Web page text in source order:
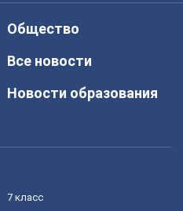
Общество
Все новости
Новости образования
7 класс